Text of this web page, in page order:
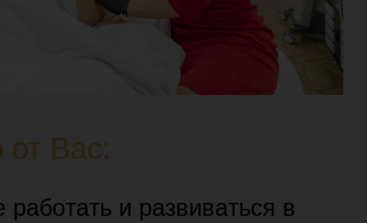
от Вас:
и развиваться в